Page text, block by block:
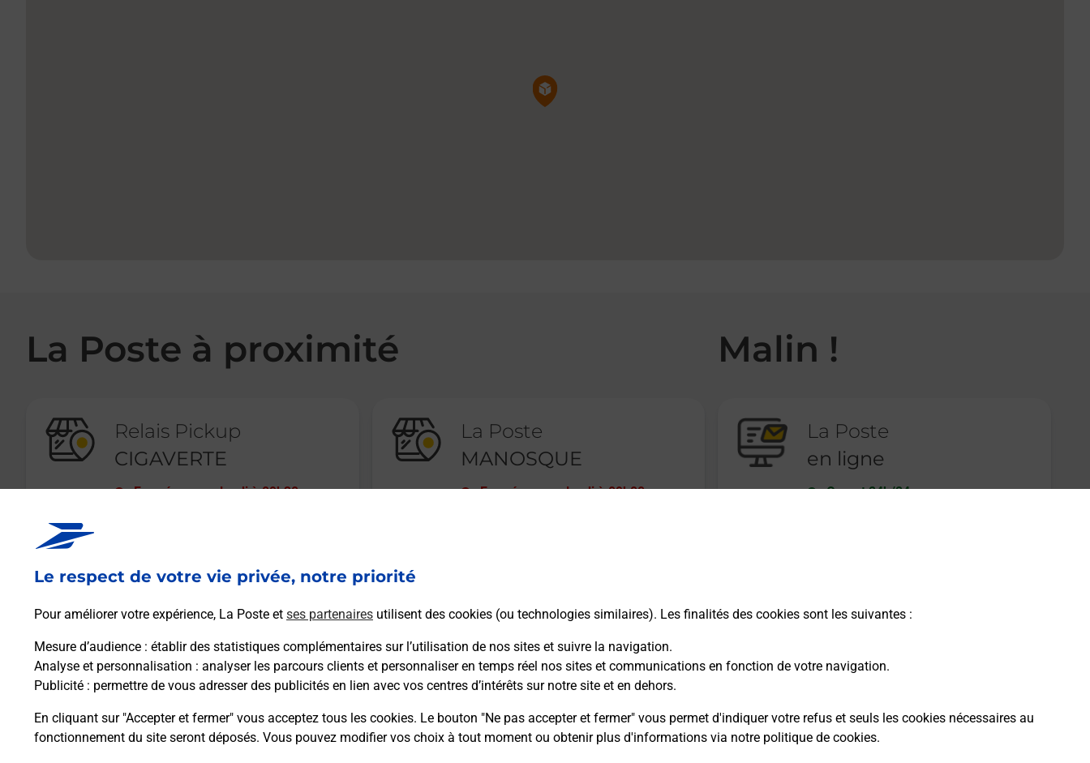
Le respect de votre vie privée, notre priorité
Pour améliorer votre expérience, La Poste et ses partenaires utilisent des cookies (ou technologies similaires). Les finalités des cookies sont les suivantes :
Mesure d’audience : établir des statistiques complémentaires sur l’utilisation de nos sites et suivre la navigation.
Analyse et personnalisation : analyser les parcours clients et personnaliser en temps réel nos sites et communications en fonction de votre navigation.
Publicité : permettre de vous adresser des publicités en lien avec vos centres d’intérêts sur notre site et en dehors.
En cliquant sur "Accepter et fermer" vous acceptez tous les cookies. Le bouton "Ne pas accepter et fermer" vous permet d'indiquer votre refus et seuls les cookies nécessaires au
fonctionnement du site seront déposés. Vous pouvez modifier vos choix à tout moment ou obtenir plus d'informations via notre politique de cookies.
Pin de la carte
La Poste à proximité
Relais Pickup
CIGAVERTE
Fermé-ouvre lundi à 09h30
En savoir plus
La Poste
MANOSQUE
Fermé-ouvre lundi à 09h00
Malin !
La Poste
en ligne
Ouvert 24h/24